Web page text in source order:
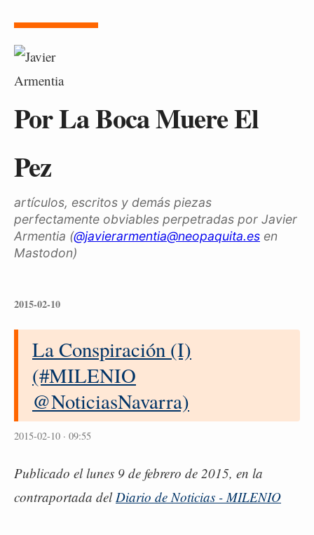
Por La Boca Muere El
Pez
artículos, escritos y demás piezas
perfectamente obviables perpetradas por Javier
Armentia (@javierarmentia@neopaquita.es en
Mastodon)
2015-02-10
La Conspiración (I)
(#MILENIO
@NoticiasNavarra)
2015-02-10 · 09:55
Publicado el lunes 9 de febrero de 2015, en la
contraportada delDiario de Noticias - MILENIO